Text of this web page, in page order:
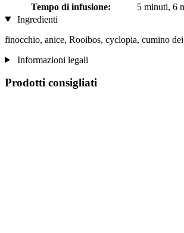
Tempo di infusione:
5 minuti, 6
Ingredienti
finocchio, anice, Rooibos, cyclopia, cumino
Informazioni legali
Prodotti consigliati